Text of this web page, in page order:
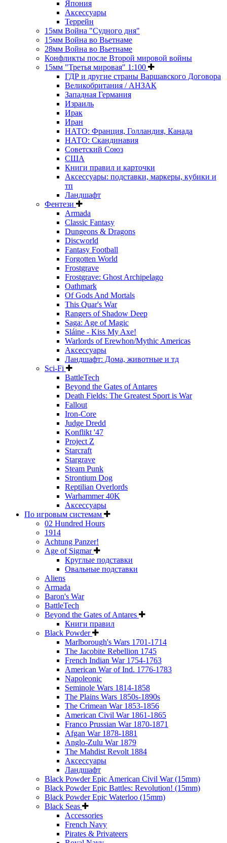
Япония
Аксессуары
Террейн
15мм Война "Судного дня"
15мм Война во Вьетнаме
28мм Война во Вьетнаме
Конфликты после Второй мировой войны
15мм "Третья мировая" 1:100
ГДР и другие страны Варшавского Договора
Великобритания / АНЗАК
Западная Германия
Израиль
Ирак
Иран
НАТО: Франция, Голландия, Канада
НАТО: Скандинавия
Советский Союз
США
Книги правил и карточки
Аксессуары: подставки, маркеры, кубики и
тп
Ландшафт
Фентези
Armada
Classic Fantasy
Dungeons & Dragons
Discworld
Fantasy Football
Forgotten World
Frostgrave
Frostgrave: Ghost Archipelago
Oathmark
Of Gods And Mortals
This Quar's War
Rangers of Shadow Deep
Saga: Age of Magic
Sláine - Kiss My Axe!
Warlords of Erewhon/Mythic Americas
Аксессуары
Ландшафт: Дома, животные и тд
Sci-Fi
BattleTech
Beyond the Gates of Antares
Death Fields: The Greatest Sport is War
Fallout
Iron-Core
Judge Dredd
Konflikt '47
Project Z
Starcraft
Stargrave
Steam Punk
Strontium Dog
Reptilian Overlords
Warhammer 40K
Аксессуары
По игровым системам
02 Hundred Hours
1914
Achtung Panzer!
Age of Sigmar
Круглые подставки
Овальные подставки
Aliens
Armada
Baron's War
BattleTech
Beyond the Gates of Antares
Книги правил
Black Powder
Marlborough's Wars 1701-1714
The Jacobite Rebellion 1745
French Indian War 1754-1763
American War of Ind. 1776-1783
Napoleonic
Seminole Wars 1814-1858
The Plains Wars 1850s-1890s
The Crimean War 1853-1856
American Civil War 1861-1865
Franco Prussian War 1870-1871
Afgan War 1878-1881
Anglo-Zulu War 1879
The Mahdist Revolt 1884
Аксессуары
Ландшафт
Black Powder Epic American Civil War (15mm)
Black Powder Epic Battles: Revolution! (15mm)
Black Powder Epic Waterloo (15mm)
Black Seas
Accessories
French Navy
Pirates & Privateers